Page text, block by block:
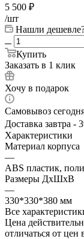
5 500 ₽
/шт
Нашли
Купить
Заказать в 1 клик
Хочу в подарок
Самовывоз
Доставка завтра -
Характеристики
Материал корпуса
—
ABS пластик,
Размеры ДхШхВ
—
330*330*380 мм
Все
Цена
отличаться от